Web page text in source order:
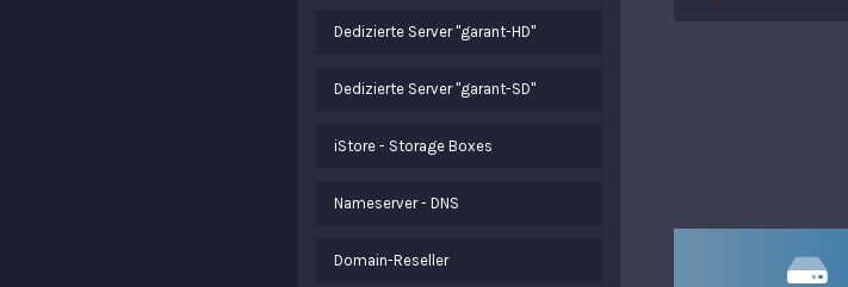
Dedizierte Server "garant-HD"
Dedizierte Server "garant-SD"
iStore - Storage Boxes
Nameserver - DNS
Domain-Reseller